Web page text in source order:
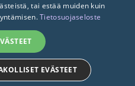
❤ byAvoin.Systems
SWEDISH
tai estää muiden kuin
Tietosuojaseloste
EVÄSTEET